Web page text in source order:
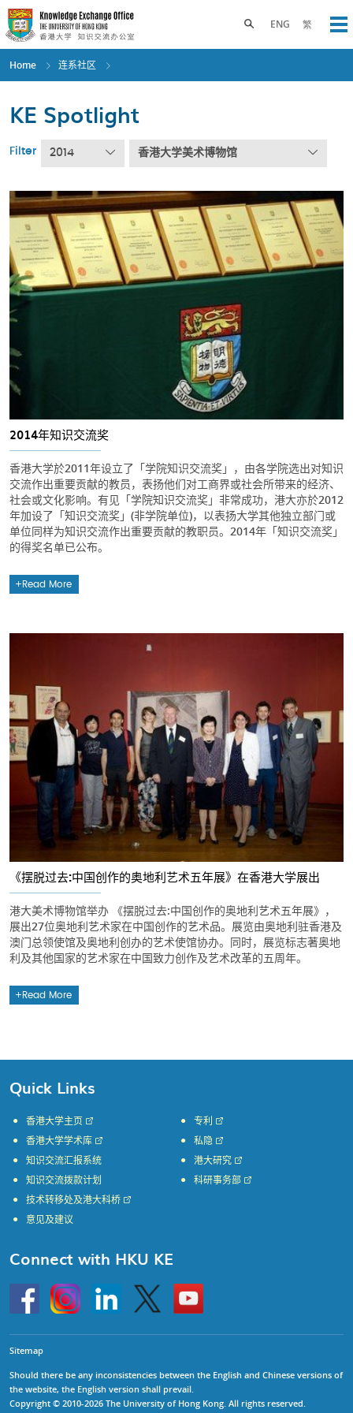
Skip
to
main
content
ENG 繁
Toggle search panel
Home 连系社区
KE Spotlight
Filter 2014 香港大学美术博物馆
2014年知识交流奖
香港大学於2011年设立了「学院知识交流奖」，由各学院选出对知识
交流作出重要贡献的教员，表扬他们对工商界或社会所带来的经济、
社会或文化影响。有见「学院知识交流奖」非常成功，港大亦於2012
年加设了「知识交流奖」(非学院单位)，以表扬大学其他独立部门或
单位同样为知识交流作出重要贡献的教职员。2014年「知识交流奖」
的得奖名单已公布。
Read More
《摆脱过去:中国创作的奥地利艺术五年展》在香港大学展出
港大美术博物馆举办 《摆脱过去:中国创作的奥地利艺术五年展》，
展出27位奥地利艺术家在中国创作的艺术品。展览由奥地利驻香港及
澳门总领使馆及奥地利创办的艺术使馆协办。同时，展览标志著奥地
利及其他国家的艺术家在中国致力创作及艺术改革的五周年。
Read More
Quick Links
香港大学主页
香港大学学术库
知识交流汇报系统
知识交流拨款计划
专利
私隐
港大研究
科研事务部
技术转移处及港大科桥
意见及建议
Connect with HKU KE
HKU
InstagramLinkedin Twitter
Go
to
HKU
Sitemap
Should there be any inconsistencies between the English and Chinese versions of
the website, the English version shall prevail.
Copyright © 2010-2026 The University of Hong Kong. All rights reserved.